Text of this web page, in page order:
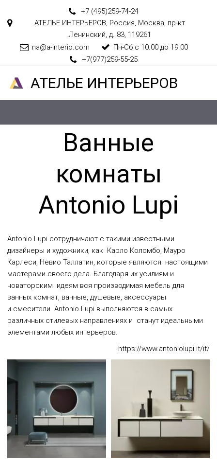
+7 (495)259-74-24
АТЕЛЬЕ ИНТЕРЬЕРОВ, Россия, Москва, пр-кт
Ленинский, д. 83, 119261
na@a-interio.com
Пн-Сб с 10.00 до 19.00
+7(977)259-55-25
АТЕЛ­­­­­­ЬЕ ИНТЕРЬЕРОВ
Ванные
комнаты
Antonio Lupi
Antonio Lupi сотрудничают c такими известными
дизайнеры и художники, как  Карло Коломбо, Мауро
Карлеси, Невио Таллатин, которые являются  настоящими
мастерами своего дела. Благодаря их усилиям и
новаторским  идеям вся производимая мебель для
ванных комнат, ванные, душевые, аксессуары
и смесители  Antonio Lupi выполняются в самых
различных стилевых направлениях и  станут идеальными
элементами любых интерьеров.
https://www.antoniolupi.it/it/